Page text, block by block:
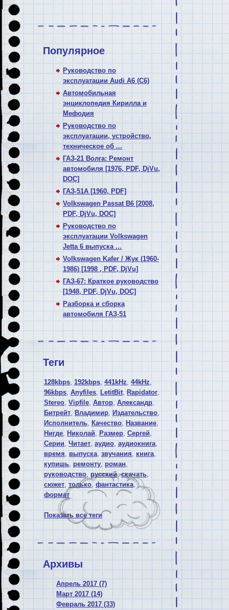
Популярное
Руководство по
эксплуатации Audi A6 (C6)
Автомобильная
энциклопедия Кирилла и
Мефодия
Руководство по
эксплуатации, устройство,
техническое об ...
ГАЗ-21 Волга: Ремонт
автомобиля [1976, PDF, DjVu,
DOC]
ГАЗ-51А [1960, PDF]
Volkswagen Passat В6 [2008,
PDF, DjVu, DOC]
Руководство по
эксплуатации Volkswagen
Jetta 6 выпуска ...
Volkswagen Kafer / Жук (1960-
1986) [1998 , PDF, DjVu]
ГАЗ-67: Краткое руководство
[1948, PDF, DjVu, DOC]
Разборка и сборка
автомобиля ГАЗ-51
Теги
128kbps, 192kbps, 441kHz, 44kHz,
96kbps, Anyfiles, LetitBit, Rapidator,
Stereo, Vipfile, Автор, Александр,
Битрейт, Владимир, Издательство,
Исполнитель, Качество, Название,
Нигде, Николай, Размер, Сергей,
Серии,Читает, аудио, аудиокнига,
время, выпуска, звучания, книга,
купишь, ремонту, роман,
руководство, русский,скачать,
сюжет, только, фантастика,
формат
Показать все теги
Архивы
Апрель 2017 (7)
Март 2017 (14)
Февраль 2017 (33)